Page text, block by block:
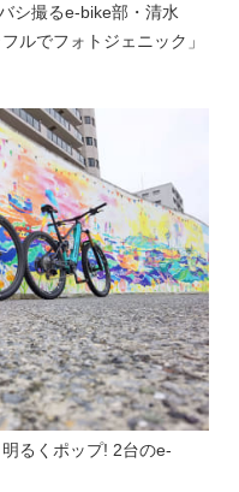
シ撮るe-bike部・清水
ルでフォトジェニック」
るくポップ! 2台のe-